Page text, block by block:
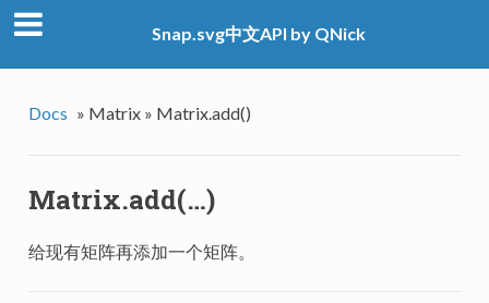
Snap.svg中文API by QNick
Docs » Matrix » Matrix.add()
Matrix.add(…)
给现有矩阵再添加一个矩阵。